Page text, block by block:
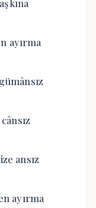
ayırma
ansız
ayırma